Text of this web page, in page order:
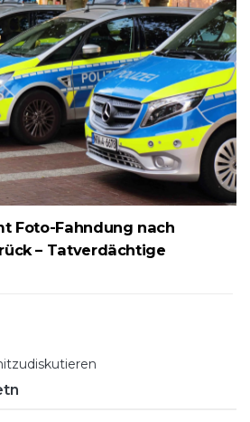
Foto-Fahndung nach
– Tatverdächtige